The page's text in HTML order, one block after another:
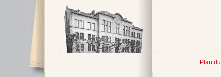
Plan